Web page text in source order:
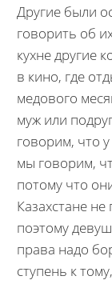
Другие были
говорить об
кухне другие
в кино, где
медового
муж или
говорим, что
мы говорим,
потому что
Казахстане
поэтому
права надо
ступень к